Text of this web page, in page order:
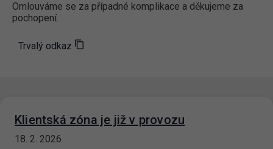
Omlouváme se za případné komplikace a děkujeme za
pochopení.
Trvalý odkaz
Klientská zóna je již v provozu
18. 2. 2026